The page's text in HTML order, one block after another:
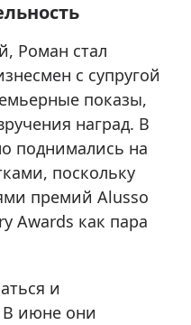
Роман стал
с супругой
показы,
наград. В
поднимались на
поскольку
премий Alusso
Awards как пара
и
В июне они